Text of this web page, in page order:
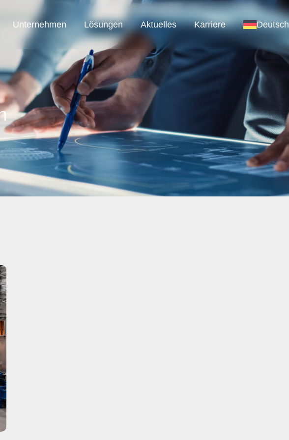
Unternehmen
SAB Austria
SAB Automation
SAB Smart Solution
Lösungen Aktuelles Karriere Deutsch